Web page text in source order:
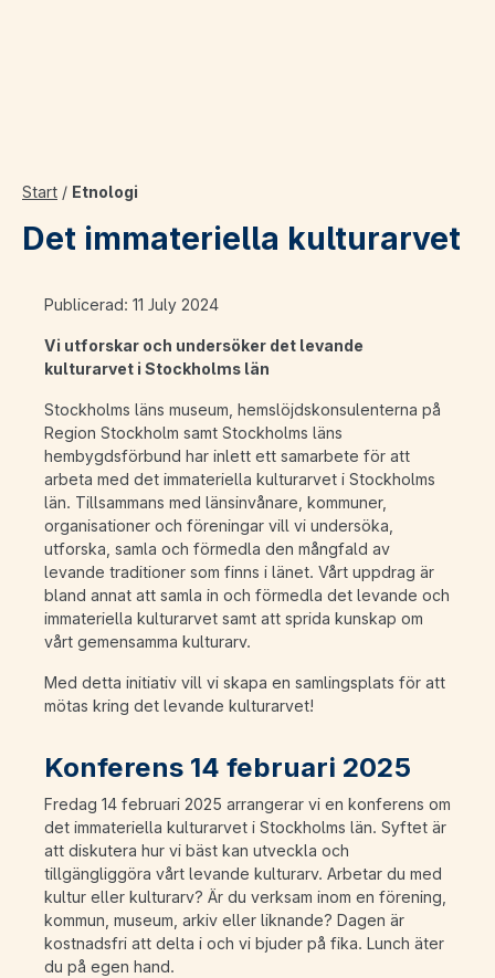
Start / Etnologi
Det immateriella kulturarvet
Publicerad: 11 July 2024
Vi utforskar och undersöker det levande
kulturarvet i Stockholms län
Stockholms läns museum, hemslöjdskonsulenterna på
Region Stockholm samt Stockholms läns
hembygdsförbund har inlett ett samarbete för att
arbeta med det immateriella kulturarvet i Stockholms
län. Tillsammans med länsinvånare, kommuner,
organisationer och föreningar vill vi undersöka,
utforska, samla och förmedla den mångfald av
levande traditioner som finns i länet. Vårt uppdrag är
bland annat att samla in och förmedla det levande och
immateriella kulturarvet samt att sprida kunskap om
vårt gemensamma kulturarv.
Med detta initiativ vill vi skapa en samlingsplats för att
mötas kring det levande kulturarvet!
Konferens 14 februari 2025
Fredag 14 februari 2025 arrangerar vi en konferens om
det immateriella kulturarvet i Stockholms län. Syftet är
att diskutera hur vi bäst kan utveckla och
tillgängliggöra vårt levande kulturarv. Arbetar du med
kultur eller kulturarv? Är du verksam inom en förening,
kommun, museum, arkiv eller liknande? Dagen är
kostnadsfri att delta i och vi bjuder på fika. Lunch äter
du på egen hand.